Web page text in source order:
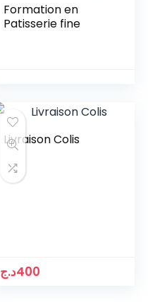
Formation en
Patisserie fine
Livraison Colis
400د.ج